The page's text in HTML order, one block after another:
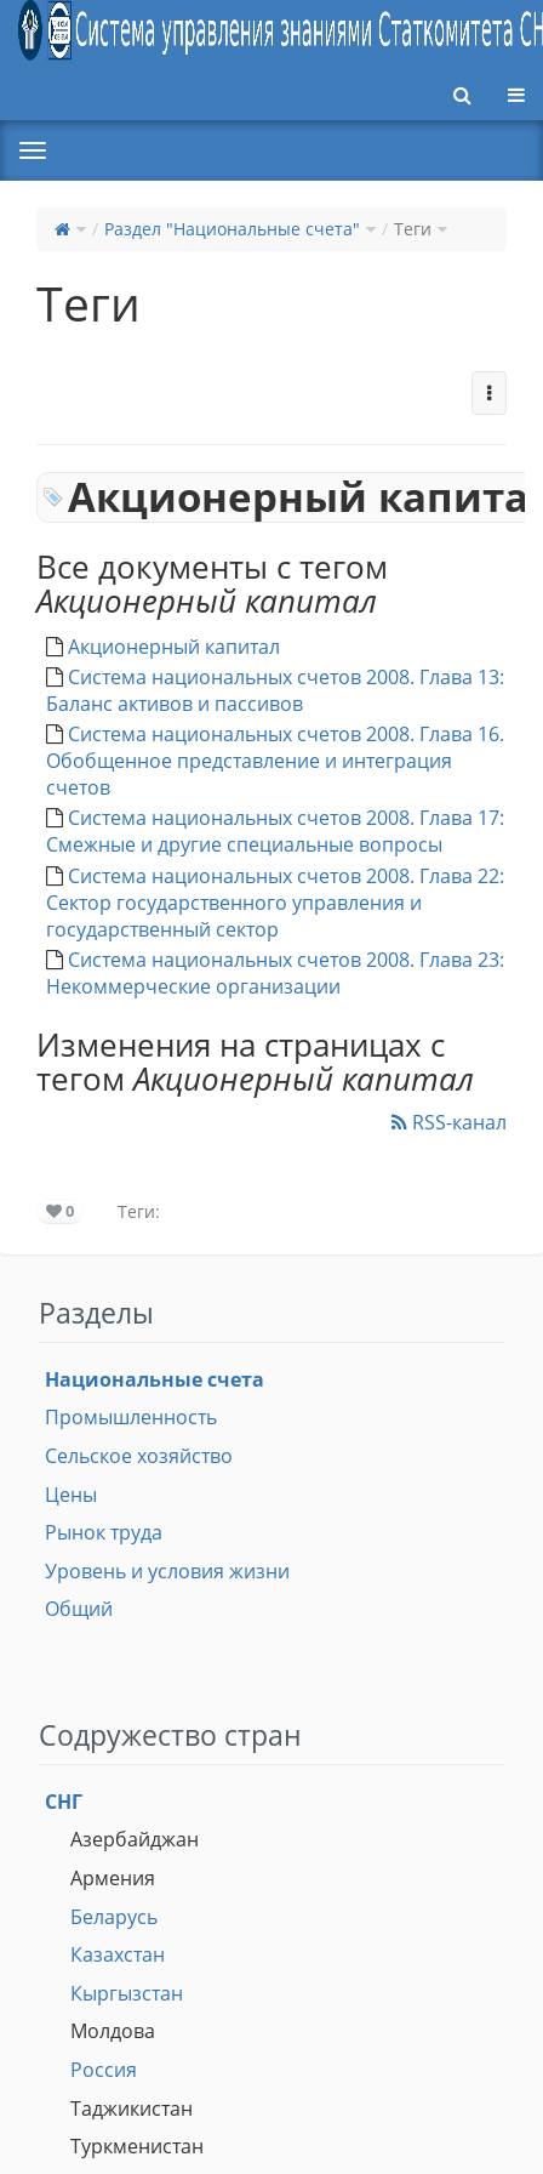
Раздел "Национальные счета" Теги
Теги
Акционерный
Все документы с тегом
Акционерный капитал
Акционерный капитал
Система национальных счетов 2008. Глава 13:
Баланс активов и пассивов
Система национальных счетов 2008. Глава 16.
Обобщенное представление и интеграция
счетов
Система национальных счетов 2008. Глава 17:
Смежные и другие специальные вопросы
Система национальных счетов 2008. Глава 22:
Сектор государственного управления и
государственный сектор
Система национальных счетов 2008. Глава 23:
Некоммерческие организации
Изменения на страницах с
тегомАкционерный капитал
RSS-канал
0 Теги:
Разделы
Национальные счета
Промышленность
Сельское хозяйство
Цены
Рынок труда
Уровень и условия жизни
Общий
Содружество стран
СНГ
Азербайджан
Армения
Беларусь
Казахстан
Кыргызстан
Молдова
Россия
Таджикистан
Туркменистан